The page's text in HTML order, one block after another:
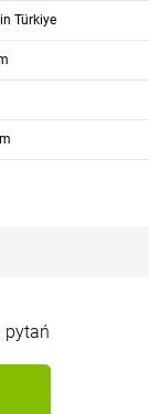
Türkiye
pytań